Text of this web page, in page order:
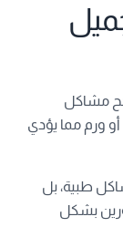
مشاكل
ورم مما يؤدي
طبية، بل
بشكل